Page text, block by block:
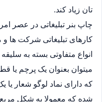
تان زیاد کند.
چاپ بنر تبلیغاتی در عصر
کارهای تبلیغاتی شرکت
انواع متفاوتی بسته به
میتوان بعنوان یک پرچم یا
که دارای نماد لوگو شعار
شده که معمولا به شکل